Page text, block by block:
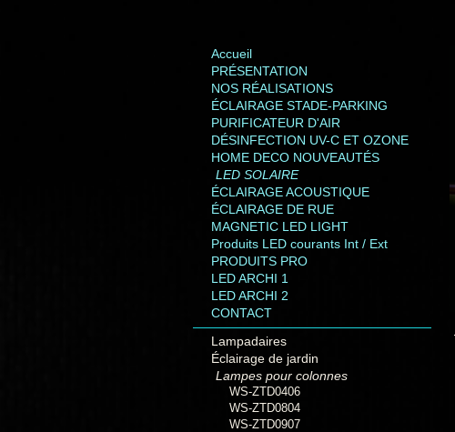
Accueil
PRÉSENTATION
NOS RÉALISATIONS
ÉCLAIRAGE STADE-PARKING
PURIFICATEUR D'AIR
DÉSINFECTION UV-C ET OZONE
HOME DECO NOUVEAUTÉS
LED SOLAIRE
ÉCLAIRAGE ACOUSTIQUE
ÉCLAIRAGE DE RUE
MAGNETIC LED LIGHT
Produits LED courants Int / Ext
PRODUITS PRO
LED ARCHI 1
LED ARCHI 2
CONTACT
Lampadaires
Éclairage de jardin
Lampes pour colonnes
WS-ZTD0406
WS-ZTD0804
WS-ZTD0907